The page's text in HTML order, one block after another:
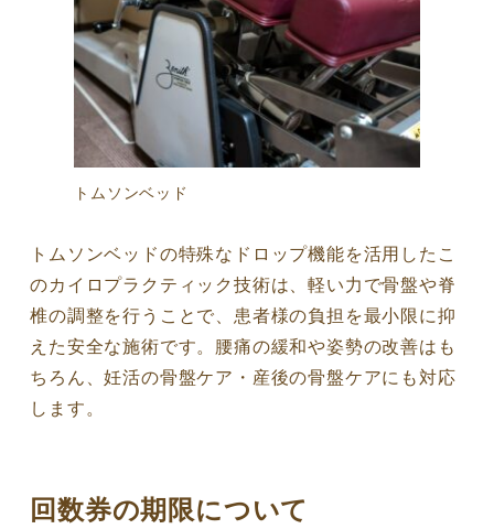
トムソンベッド
トムソンベッドの特殊なドロップ機能を活用したこ
のカイロプラクティック技術は、軽い力で骨盤や脊
椎の調整を行うことで、患者様の負担を最小限に抑
えた安全な施術です。腰痛の緩和や姿勢の改善はも
ちろん、妊活の骨盤ケア・産後の骨盤ケアにも対応
します。
回数券の期限について